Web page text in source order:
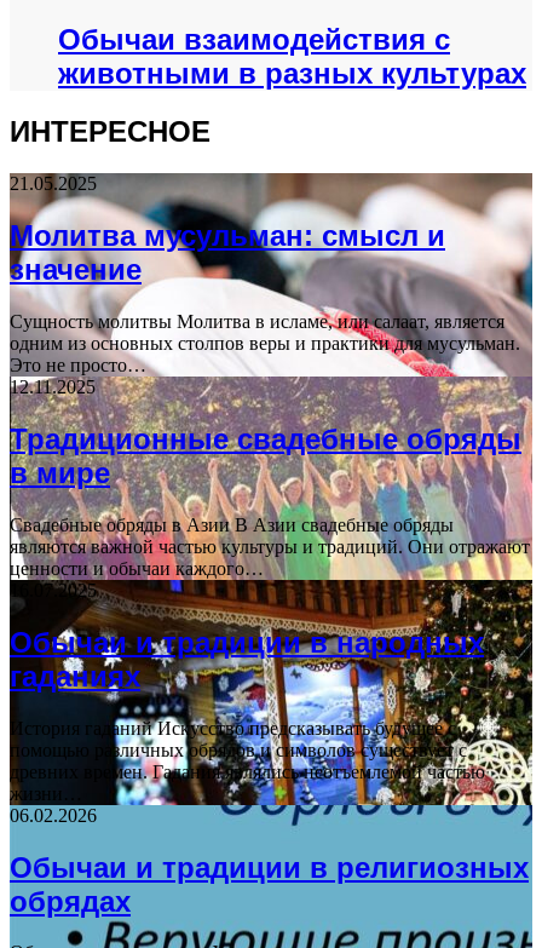
Обычаи взаимодействия с
животными в разных культурах
ИНТЕРЕСНОЕ
21.05.2025
Молитва мусульман: смысл и
значение
Сущность молитвы Молитва в исламе, или салаат, является
одним из основных столпов веры и практики для мусульман.
Это не просто…
12.11.2025
Традиционные свадебные обряды
в мире
Свадебные обряды в Азии В Азии свадебные обряды
являются важной частью культуры и традиций. Они отражают
ценности и обычаи каждого…
16.07.2025
Обычаи и традиции в народных
гаданиях
История гаданий Искусство предсказывать будущее с
помощью различных обрядов и символов существует с
древних времен. Гадания являлись неотъемлемой частью
жизни…
06.02.2026
Обычаи и традиции в религиозных
обрядах